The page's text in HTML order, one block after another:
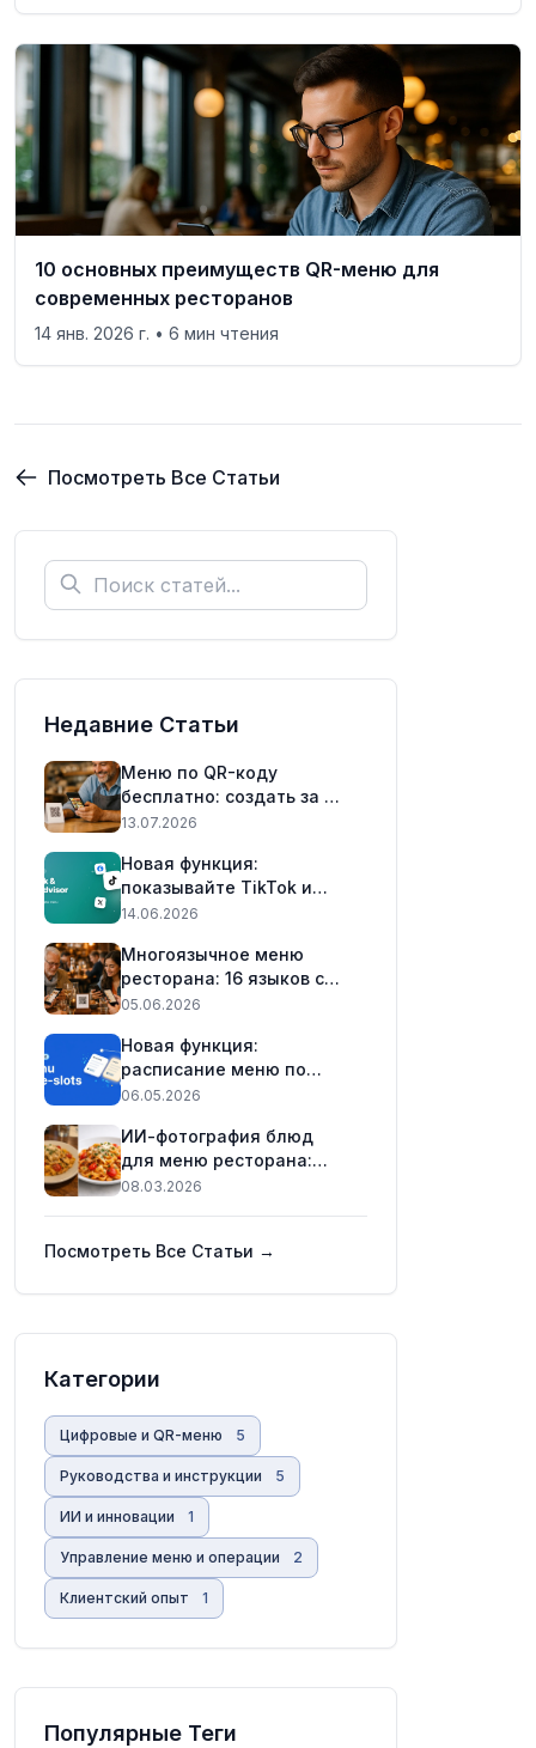
10 основных преимуществ QR-меню для
современных ресторанов
14 янв. 2026 г. • 6 мин чтения
Посмотреть Все Статьи
Недавние Статьи
Меню по QR-коду
бесплатно: создать за 5
минут (2026)
13.07.2026
Новая функция:
показывайте TikTok и
TripAdvisor в вашем меню
14.06.2026
Многоязычное меню
ресторана: 16 языков с
одним QR-кодом (2026)
05.06.2026
Новая функция:
расписание меню по
временным интервалам
06.05.2026
ИИ-фотография блюд
для меню ресторана:
мгновенная генерация и
08.03.2026
Посмотреть Все Статьи →
Категории
Цифровые и QR-меню 5
Руководства и инструкции 5
ИИ и инновации 1
Управление меню и операции 2
Клиентский опыт 1
Популярные Теги